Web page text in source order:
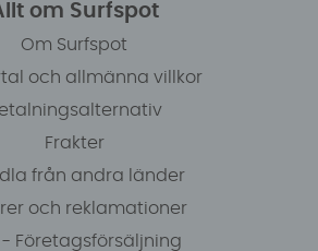
om Surfspot
Om Surfspot
och allmänna villkor
Frakter
från andra länder
och reklamationer
- Företagsförsäljning